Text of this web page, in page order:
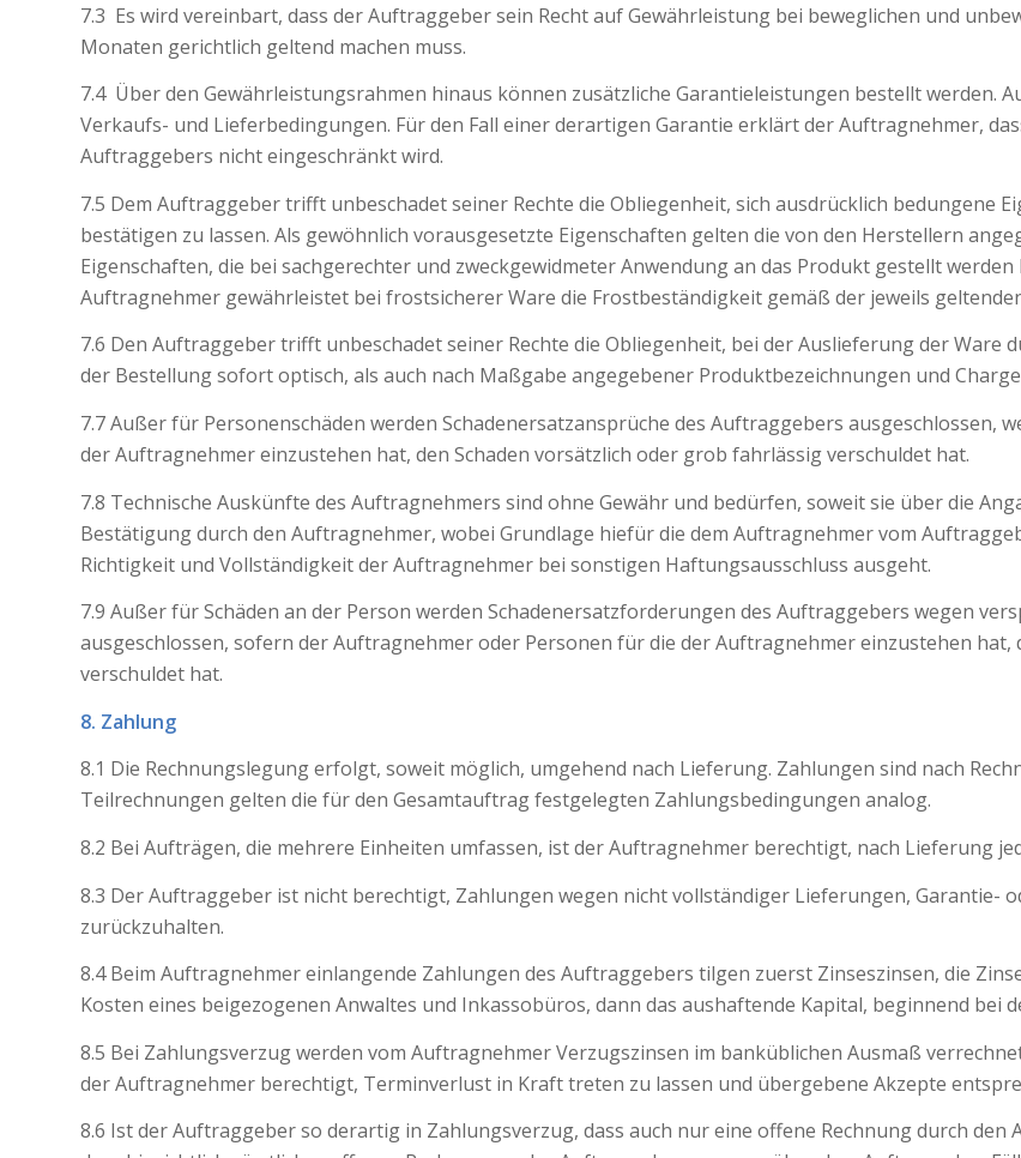
7.3 Es wird vereinbart, dass der Auftraggeber sein Recht auf Gewährleistung bei beweglichen und
Monaten gerichtlich geltend machen muss.
7.4 Über den Gewährleistungsrahmen hinaus können zusätzliche Garantieleistungen bestellt werden.
Verkaufs- und Lieferbedingungen. Für den Fall einer derartigen Garantie erklärt der Auftragnehmer,
Auftraggebers nicht eingeschränkt wird.
7.5 Dem Auftraggeber trifft unbeschadet seiner Rechte die Obliegenheit, sich ausdrücklich bedungene
bestätigen zu lassen. Als gewöhnlich vorausgesetzte Eigenschaften gelten die von den Herstellern
Eigenschaften, die bei sachgerechter und zweckgewidmeter Anwendung an das Produkt gestellt
Auftragnehmer gewährleistet bei frostsicherer Ware die Frostbeständigkeit gemäß der jeweils
7.6 Den Auftraggeber trifft unbeschadet seiner Rechte die Obliegenheit, bei der Auslieferung der
der Bestellung sofort optisch, als auch nach Maßgabe angegebener Produktbezeichnungen und
7.7 Außer für Personenschäden werden Schadenersatzansprüche des Auftraggebers ausgeschlossen,
der Auftragnehmer einzustehen hat, den Schaden vorsätzlich oder grob fahrlässig verschuldet hat.
7.8 Technische Auskünfte des Auftragnehmers sind ohne Gewähr und bedürfen, soweit sie über die
Bestätigung durch den Auftragnehmer, wobei Grundlage hiefür die dem Auftragnehmer vom
Richtigkeit und Vollständigkeit der Auftragnehmer bei sonstigen Haftungsausschluss ausgeht.
7.9 Außer für Schäden an der Person werden Schadenersatzforderungen des Auftraggebers wegen
ausgeschlossen, sofern der Auftragnehmer oder Personen für die der Auftragnehmer einzustehen hat,
verschuldet hat.
8. Zahlung
8.1 Die Rechnungslegung erfolgt, soweit möglich, umgehend nach Lieferung. Zahlungen sind nach
Teilrechnungen gelten die für den Gesamtauftrag festgelegten Zahlungsbedingungen analog.
8.2 Bei Aufträgen, die mehrere Einheiten umfassen, ist der Auftragnehmer berechtigt, nach Lieferung
8.3 Der Auftraggeber ist nicht berechtigt, Zahlungen wegen nicht vollständiger Lieferungen, Garantie-
zurückzuhalten.
8.4 Beim Auftragnehmer einlangende Zahlungen des Auftraggebers tilgen zuerst Zinseszinsen, die
Kosten eines beigezogenen Anwaltes und Inkassobüros, dann das aushaftende Kapital, beginnend bei
8.5 Bei Zahlungsverzug werden vom Auftragnehmer Verzugszinsen im banküblichen Ausmaß
der Auftragnehmer berechtigt, Terminverlust in Kraft treten zu lassen und übergebene Akzepte
8.6 Ist der Auftraggeber so derartig in Zahlungsverzug, dass auch nur eine offene Rechnung durch